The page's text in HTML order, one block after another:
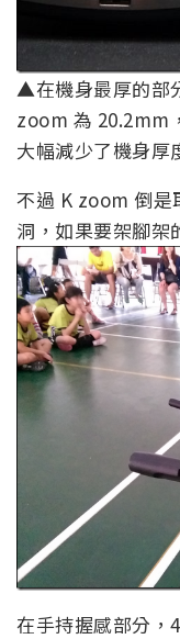
▲在機身最厚的部
zoom 為 20.2mm
大幅減少了機身厚
不過 K zoom 倒是
洞，如果要架腳架
在手持握感部分，